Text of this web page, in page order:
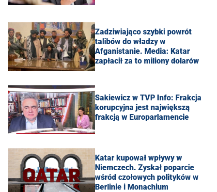
Zadziwiająco szybki powrót
talibów do władzy w
Afganistanie. Media: Katar
zapłacił za to miliony dolarów
Sakiewicz w TVP Info: Frakcja
korupcyjna jest największą
frakcją w Europarlamencie
Katar kupował wpływy w
Niemczech. Zyskał poparcie
wśród czołowych polityków w
Berlinie i Monachium